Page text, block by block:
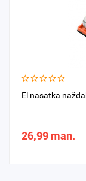
El nasatka
26,99 man.